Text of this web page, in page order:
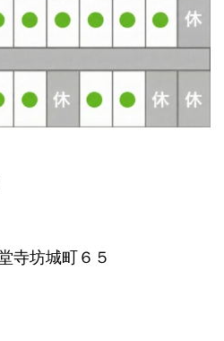
寺坊城町６５